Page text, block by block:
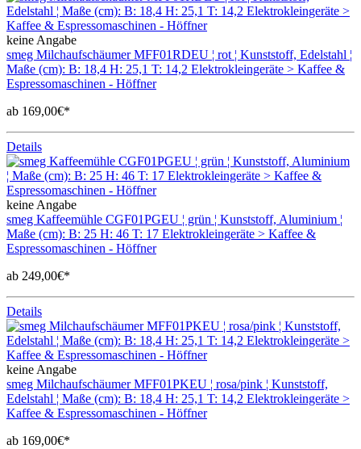
keine Angabe
smeg Milchaufschäumer MFF01RDEU ¦ rot ¦ Kunststoff, Edelstahl ¦
Maße (cm): B: 18,4 H: 25,1 T: 14,2 Elektrokleingeräte > Kaffee &
Espressomaschinen - Höffner
ab 169,00€*
Details
keine Angabe
smeg Kaffeemühle CGF01PGEU ¦ grün ¦ Kunststoff, Aluminium ¦
Maße (cm): B: 25 H: 46 T: 17 Elektrokleingeräte > Kaffee &
Espressomaschinen - Höffner
ab 249,00€*
Details
keine Angabe
smeg Milchaufschäumer MFF01PKEU ¦ rosa/pink ¦ Kunststoff,
Edelstahl ¦ Maße (cm): B: 18,4 H: 25,1 T: 14,2 Elektrokleingeräte >
Kaffee & Espressomaschinen - Höffner
ab 169,00€*